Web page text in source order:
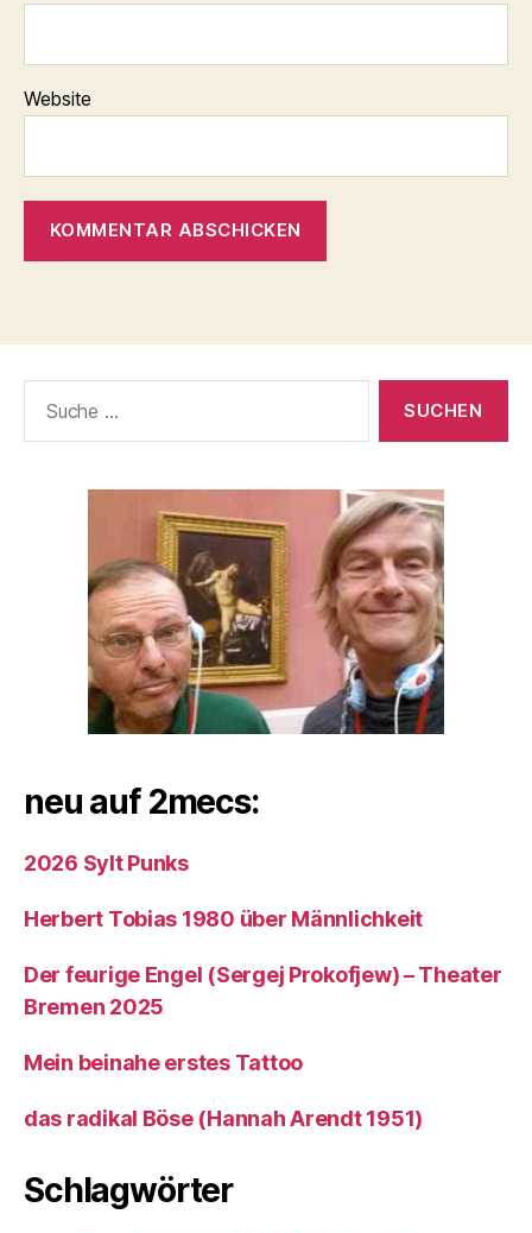
Website
nach:
neu auf 2mecs:
2026 Sylt Punks
Herbert Tobias 1980 über Männlichkeit
Der feurige Engel (Sergej Prokofjew) – Theater
Bremen 2025
Mein beinahe erstes Tattoo
das radikal Böse (Hannah Arendt 1951)
Schlagwörter